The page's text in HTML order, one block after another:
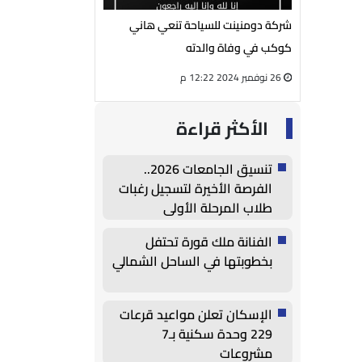
محمود
شركة دومنينت للسياحة تنعي هاني
كوكب في وفاة والدته
الأكثر قراءة
تنسيق الجامعات 2026..
الفرصة الأخيرة لتسجيل رغبات
طلاب المرحلة الأولى
الفنانة ملك قورة تحتفل
بخطوبتها في الساحل الشمالي
الإسكان تعلن مواعيد قرعات
229 وحدة سكنية بـ7
مشروعات